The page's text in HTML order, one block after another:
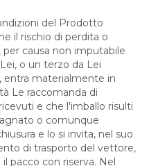
del Prodotto
il rischio di perdita o
causa non imputabile
o un terzo da Lei
entra materialmente in
Le raccomanda di
e che l'imballo risulti
o comunque
e lo si invita, nel suo
di trasporto del vettore,
pacco con riserva. Nel